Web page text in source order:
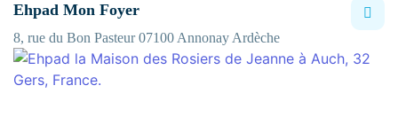
Ehpad Mon Foyer
8, rue du Bon Pasteur 07100 Annonay Ardèche